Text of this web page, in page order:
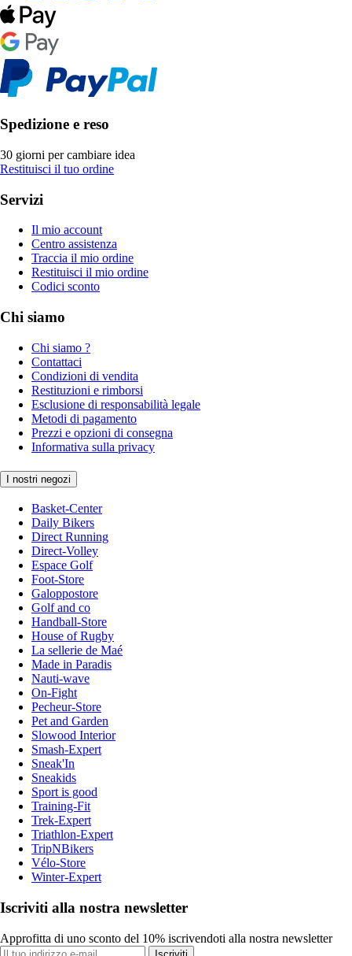
Spedizione e reso
30 giorni per cambiare idea
Restituisci il tuo ordine
Servizi
Il mio account
Centro assistenza
Traccia il mio ordine
Restituisci il mio ordine
Codici sconto
Chi siamo
Chi siamo ?
Contattaci
Condizioni di vendita
Restituzioni e rimborsi
Esclusione di responsabilità legale
Metodi di pagamento
Prezzi e opzioni di consegna
Informativa sulla privacy
I nostri negozi
Basket-Center
Daily Bikers
Direct Running
Direct-Volley
Espace Golf
Foot-Store
Galoppostore
Golf and co
Handball-Store
House of Rugby
La sellerie de Maé
Made in Paradis
Nauti-wave
On-Fight
Pecheur-Store
Pet and Garden
Slowood Interior
Smash-Expert
Sneak'In
Sneakids
Sport is good
Training-Fit
Trek-Expert
Triathlon-Expert
TripNBikers
Vélo-Store
Winter-Expert
Iscriviti alla nostra newsletter
Approfitta di uno sconto del 10% iscrivendoti alla nostra newsletter